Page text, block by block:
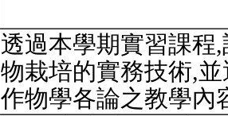
透過本學期實習課程
物栽培的實務技術,
作物學各論之教學內